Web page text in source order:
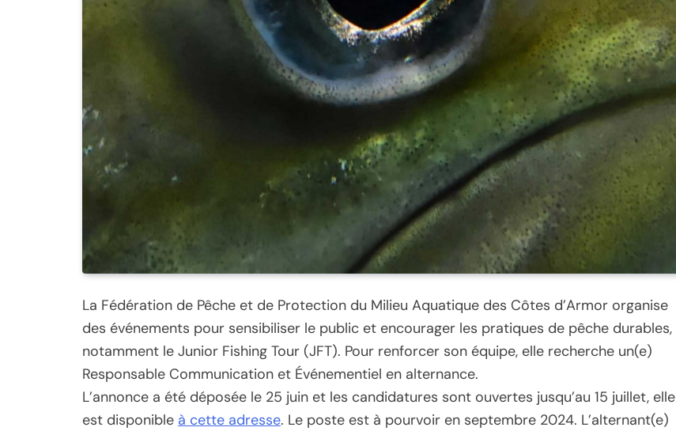
La Fédération de Pêche et de Protection du Milieu Aquatique des Côtes d’Armor organise
des événements pour sensibiliser le public et encourager les pratiques de pêche durables,
notamment le Junior Fishing Tour (JFT). Pour renforcer son équipe, elle recherche un(e)
Responsable Communication et Événementiel en alternance.
L’annonce a été déposée le 25 juin et les candidatures sont ouvertes jusqu’au 15 juillet, elle
est disponible à cette adresse. Le poste est à pourvoir en septembre 2024. L’alternant(e)